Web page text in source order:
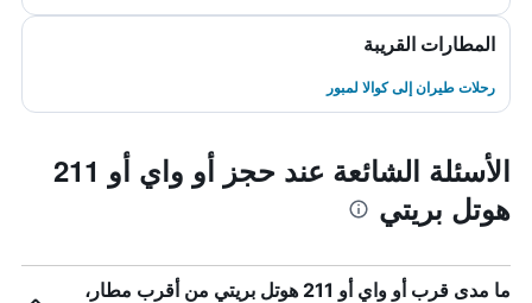
المطارات القريبة
رحلات طيران إلى كوالا لمبور
الأسئلة الشائعة عند حجز أو واي أو 211
هوتل بريتي
ما مدى قرب أو واي أو 211 هوتل بريتي من أقرب مطار،